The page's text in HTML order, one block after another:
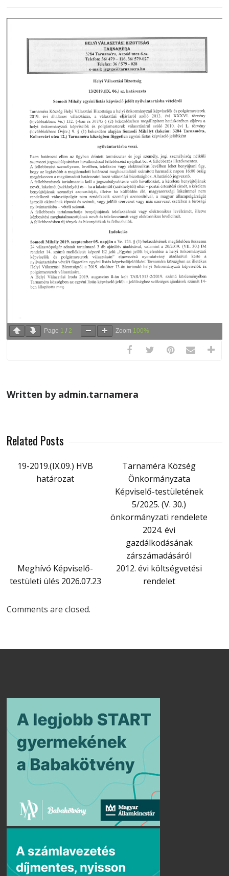
Page 1 / 2 Zoom 100%
Written by admin.tarnamera
Related Posts
19-2019.(IX.09.) HVB
határozat
Tarnaméra Község
Önkormányzata
Képviselő-testületének
5/2025. (V. 30.)
önkormányzati rendelete
2024. évi
gazdálkodásának
zárszámadásáról
Meghívó Képviselő-
testületi ülés 2026.07.23
2012. évi költségvetési
rendelet
Comments are closed.